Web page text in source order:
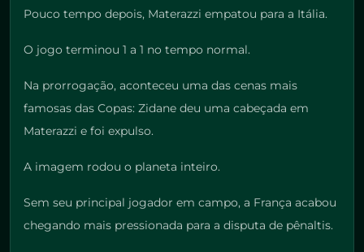
Pouco tempo depois, Materazzi empatou para a Itália.
O jogo terminou 1 a 1 no tempo normal.
Na prorrogação, aconteceu uma das cenas mais
famosas das Copas: Zidane deu uma cabeçada em
Materazzi e foi expulso.
A imagem rodou o planeta inteiro.
Sem seu principal jogador em campo, a França acabou
chegando mais pressionada para a disputa de pênaltis.